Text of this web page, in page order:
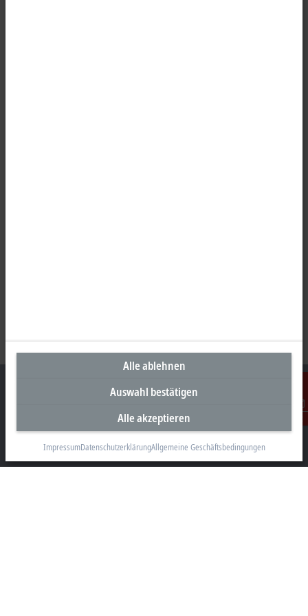
Kontakt
Unternehmenszentrale Deutschland
Beckhoff Automation GmbH & Co. KG
Hülshorstweg 20
Alle ablehnen
Auswahl bestätigen
Alle akzeptieren
ImpressumDatenschutzerklärungAllgemeine Geschäftsbedingungen